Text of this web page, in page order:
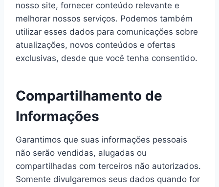
nosso site, fornecer conteúdo relevante e
melhorar nossos serviços. Podemos também
utilizar esses dados para comunicações sobre
atualizações, novos conteúdos e ofertas
exclusivas, desde que você tenha consentido.
Compartilhamento de
Informações
Garantimos que suas informações pessoais
não serão vendidas, alugadas ou
compartilhadas com terceiros não autorizados.
Somente divulgaremos seus dados quando for